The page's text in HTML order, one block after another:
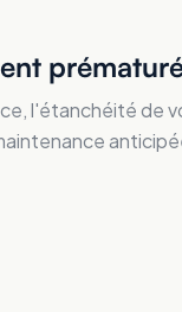
l'étanchéité de